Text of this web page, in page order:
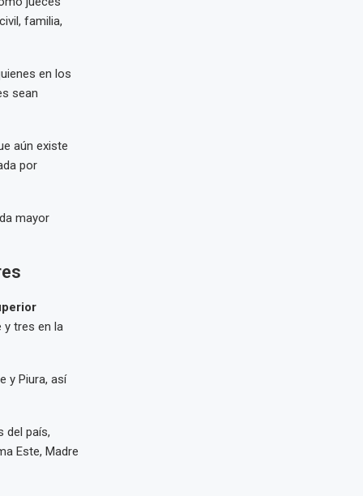
familia,
en los
sean
aún existe
por
mayor
y tres en la
y Piura, así
del país,
Este, Madre